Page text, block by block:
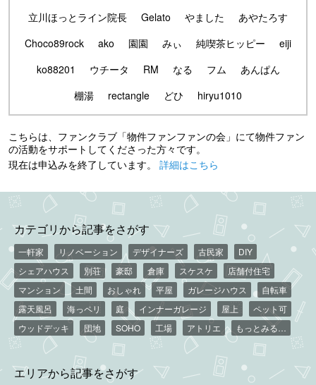
立川ほっとライン院長
Gelato やました
あやたろす
Choco89rock
ako 園園 みぃ 純喫茶ヒッピー
eiji
ko88201
ウチータ RM なる フム
あんぱん
棚湯
rectangle どひ hiryu1010
こちらは、ファンクラブ「物件ファンファンの会」にて物件ファン
の活動をサポートしてくださった方々です。
現在は申込みを終了しています。 詳細はこちら
カテゴリから記事をさがす
一軒家 リノベーション デザイナーズ 古民家
DIY
シェアハウス
別荘 豪邸 倉庫 スケスケ
店舗付住宅
マンション
土間 おしゃれ 平屋 ガレージハウス
自転車
露天風呂
海っペリ 庭 インナーガレージ 屋上
ペット可
ウッドデッキ
団地 SOHO 工場 アトリエ もっとみる…
エリアから記事をさがす